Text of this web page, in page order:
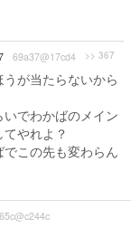
69a37@17cd4 >> 367
が当たらないから
でわかばのメイン
やれよ？
この先も変わらん